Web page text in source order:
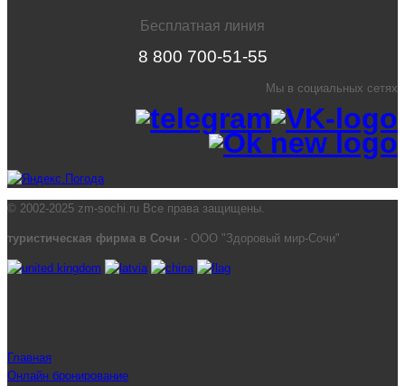
Бесплатная линия
8 800 700-51-55
Мы в социальных сетях
© 2002-2025 zm-sochi.ru Все права защищены.
туристическая фирма в Сочи - ООО "Здоровый мир-Сочи"
Главная
Онлайн бронирование